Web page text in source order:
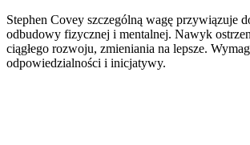
Stephen Covey szczególną wagę przywiązuje
odbudowy fizycznej i mentalnej. Nawyk
ciągłego rozwoju, zmieniania na lepsze.
odpowiedzialności i inicjatywy.